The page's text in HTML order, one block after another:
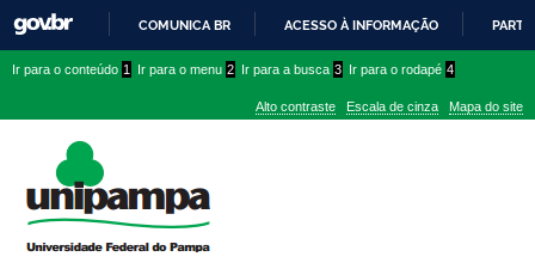
PARA
CONTEÚDO
COMUNICA BR ACESSO À INFORMAÇÃO
conteúdo
menu
superior
menu
Ir para o conteúdo 1 Ir para o menu 2 Ir para a busca 3 Ir para o rodapé 4
Alto contraste Escala de cinza Mapa do site